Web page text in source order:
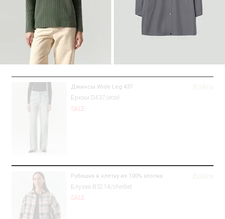
Джинсы Wide Leg 437
Брюки D437/ersel
SALE
Войти
Рубашка в клетку из 100% хлопка
Блузка B3214/sherbet
SALE
Войти